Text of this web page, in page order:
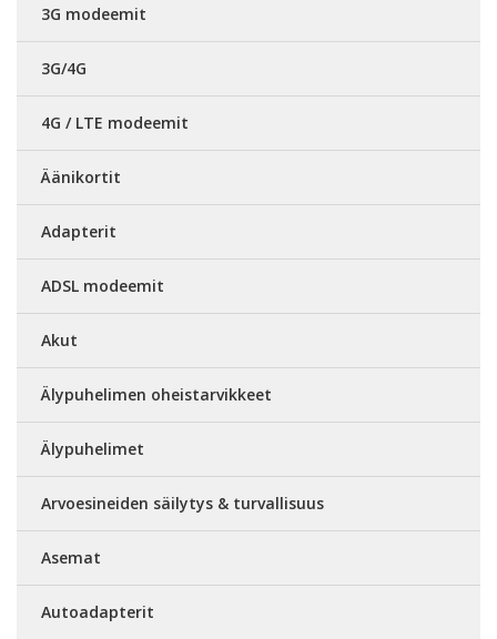
3G modeemit
3G/4G
4G / LTE modeemit
Äänikortit
Adapterit
ADSL modeemit
Akut
Älypuhelimen oheistarvikkeet
Älypuhelimet
Arvoesineiden säilytys & turvallisuus
Asemat
Autoadapterit